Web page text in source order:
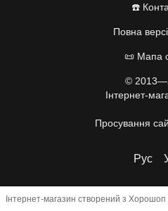
☎️
Повна
📜 Мапа
©
Інтернет-
Просування
Рус
Інтернет-магазин створений з Хорошоп